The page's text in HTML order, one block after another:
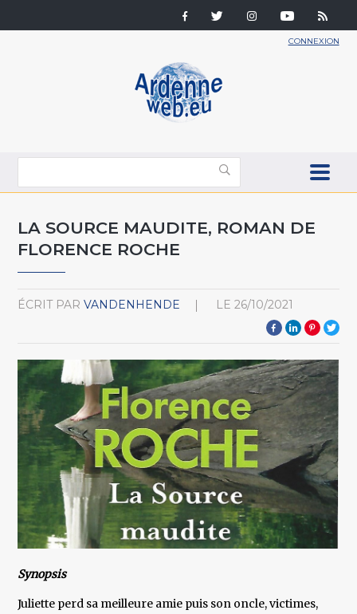
CONNEXION
LA SOURCE MAUDITE, ROMAN DE
FLORENCE ROCHE
ÉCRIT PAR VANDENHENDE LE 26/10/2021
Synopsis
Juliette perd sa meilleure amie puis son oncle, victimes,